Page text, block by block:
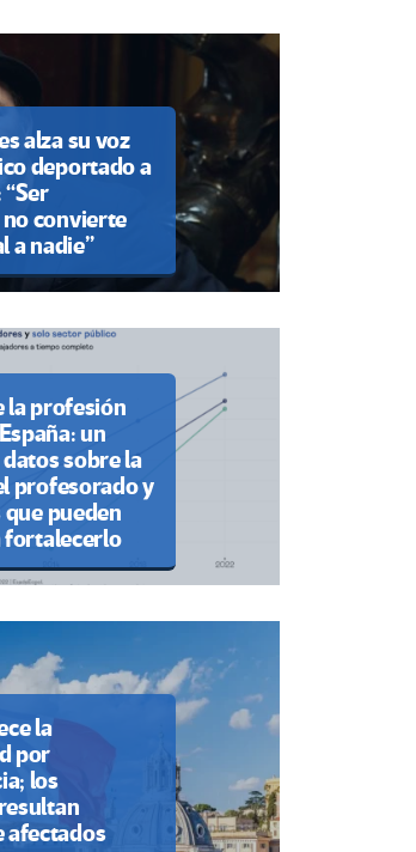
alza su voz
deportado a
convierte
a nadie”
la profesión
un
sobre la
profesorado y
pueden
la
por
los
afectados